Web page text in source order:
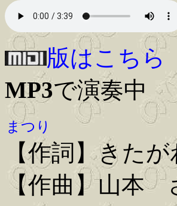
版はこちら
MP3で演奏中
まつり
【作詞】きた
【作曲】山本